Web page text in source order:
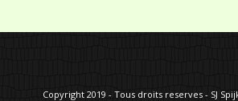
Copyright 2019 - Tous droits reserves - SJ